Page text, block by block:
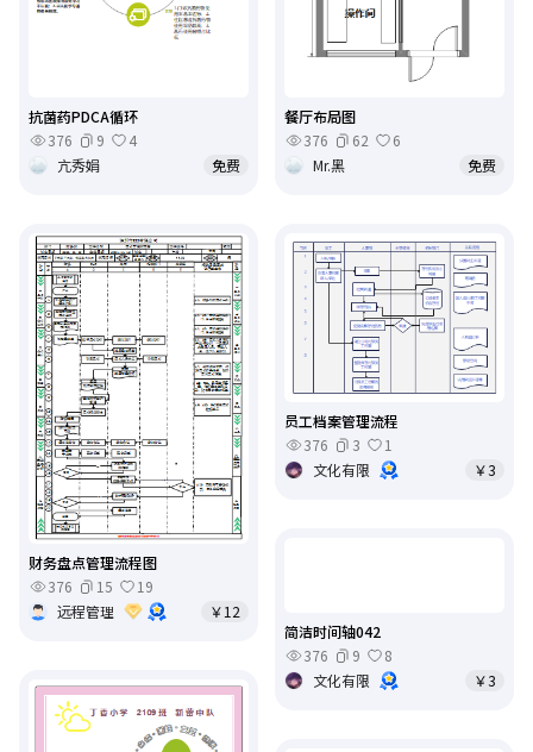
餐厅布局图
376
62
6
Mr.黑
免费
抗菌药PDCA循环
376
9
4
亢秀娟
免费
财务盘点管理流程图
376
15
19
远程管理
￥12
员工档案管理流程
376
3
1
文化有限
￥3
简洁时间轴042
376
9
8
文化有限
￥3